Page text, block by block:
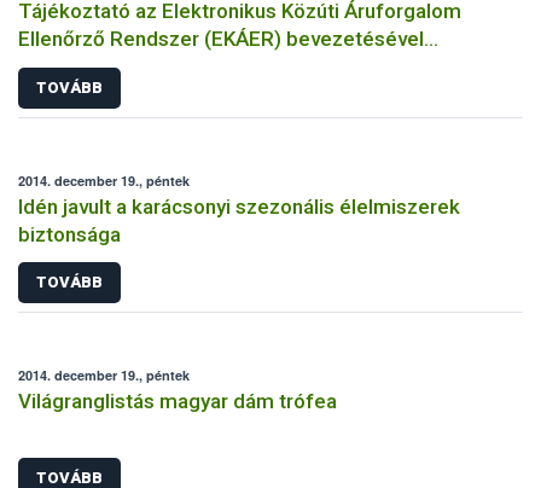
Tájékoztató az Elektronikus Közúti Áruforgalom
Ellenőrző Rendszer (EKÁER) bevezetésével
kapcsolatban
TOVÁBB
2014. december 19., péntek
Idén javult a karácsonyi szezonális élelmiszerek
biztonsága
TOVÁBB
2014. december 19., péntek
Világranglistás magyar dám trófea
TOVÁBB